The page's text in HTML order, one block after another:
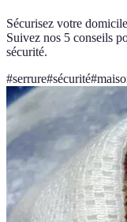
Sécurisez votre
Suivez nos 5 conseils
sécurité.
#serrure#sécurité#